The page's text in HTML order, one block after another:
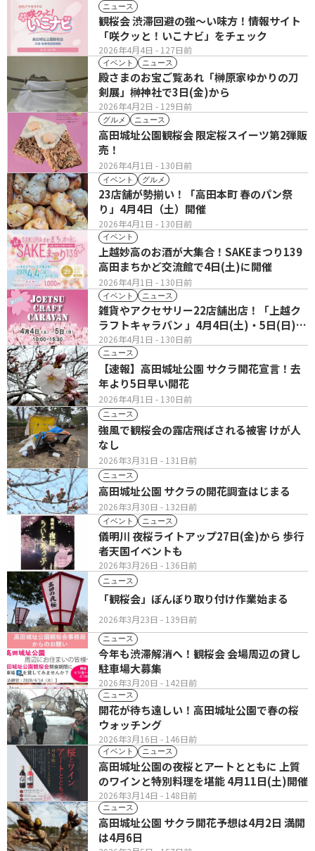
ニュース
2026年4月4日 - 127日前
観桜会 渋滞回避の強～い味方！情報サイト
「咲クッと！いこナビ」をチェック
イベント ニュース
2026年4月2日 - 129日前
殿さまのお宝ご覧あれ「榊原家ゆかりの刀
剣展」榊神社で3日(金)から
グルメ ニュース
2026年4月1日 - 130日前
高田城址公園観桜会 限定桜スイーツ第2弾販
売！
イベント グルメ
2026年4月1日 - 130日前
23店舗が勢揃い！「高田本町 春のパン祭
り」4月4日（土）開催
イベント
2026年4月1日 - 130日前
上越妙高のお酒が大集合！SAKEまつり139
高田まちかど交流館で4日(土)に開催
イベント ニュース
2026年4月1日 - 130日前
雑貨やアクセサリー22店舗出店！「上越ク
ラフトキャラバン 」4月4日(土)・5日(日)
開催
ニュース
2026年4月1日 - 130日前
【速報】高田城址公園 サクラ開花宣言！去
年より5日早い開花
ニュース
2026年3月31日 - 131日前
強風で観桜会の露店飛ばされる被害 けが人
なし
ニュース
2026年3月30日 - 132日前
高田城址公園 サクラの開花調査はじまる
イベント ニュース
2026年3月26日 - 136日前
儀明川 夜桜ライトアップ27日(金)から 歩行
者天国イベントも
ニュース
2026年3月23日 - 139日前
「観桜会」ぼんぼり取り付け作業始まる
ニュース
2026年3月20日 - 142日前
今年も渋滞解消へ！観桜会 会場周辺の貸し
駐車場大募集
ニュース
2026年3月16日 - 146日前
開花が待ち遠しい！高田城址公園で春の桜
ウォッチング
イベント ニュース
2026年3月14日 - 148日前
高田城址公園の夜桜とアートとともに 上質
のワインと特別料理を堪能 4月11日(土)開催
ニュース
高田城址公園 サクラ開花予想は4月2日 満開
は4月6日